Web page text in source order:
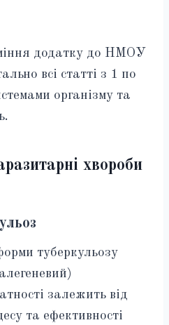
додатку до НМОУ
всі статті з 1 по
організму та
хвороби
туберкульозу
залежить від
та ефективності